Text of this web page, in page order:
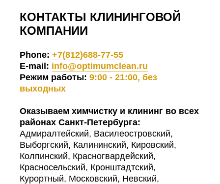
КОНТАКТЫ КЛИНИНГОВОЙ
КОМПАНИИ
Phone: +7(812)688-77-55
E-mail: info@optimumclean.ru
Режим работы: 9:00 - 21:00, без
выходных
Оказываем химчистку и клининг во всех
районах Санкт-Петербурга:
Адмиралтейский, Василеостровский,
Выборгский, Калининский, Кировский,
Колпинский, Красногвардейский,
Красносельский, Кронштадтский,
Курортный, Московский, Невский,